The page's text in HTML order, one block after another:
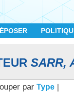
SARR,
par Type |